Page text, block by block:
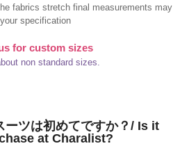
fabrics stretch final measurements may
specification
for custom sizes
non standard sizes.
ーツは初めてですか？/ Is it
at Charalist?